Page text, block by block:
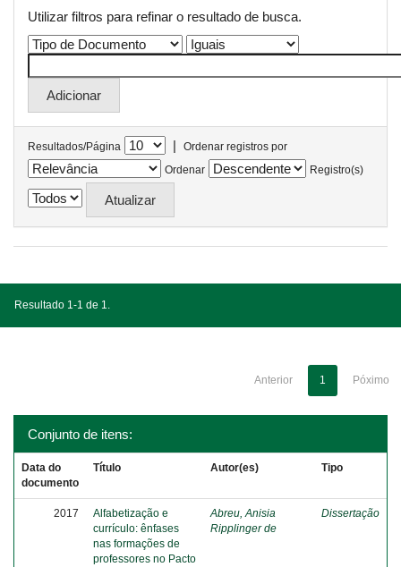
Utilizar filtros para refinar o resultado de busca.
Resultados/Página |
Ordenar registros por
Ordenar
Registro(s)
Resultado 1-1 de 1.
Anterior 1 Póximo
Conjunto de itens:
Data do
documento
Título Autor(es) Tipo
2017
Alfabetização e
currículo: ênfases
nas formações de
professores no Pacto
Abreu, Anisia
Ripplinger de
Dissertação